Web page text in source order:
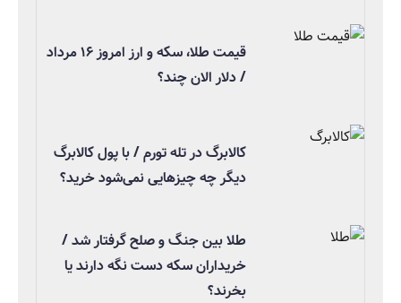
قیمت طلا، سکه و ارز امروز ۱۶ مرداد
/ دلار الان چند؟
کالابرگ در تله تورم / با پول کالابرگ
دیگر چه چیزهایی نمی‌شود خرید؟
طلا بین جنگ و صلح گرفتار شد /
خریداران سکه دست نگه دارند یا
بخرند؟